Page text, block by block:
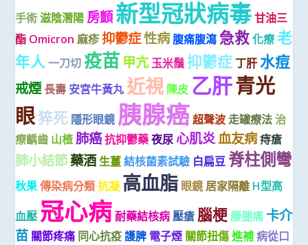
手術 滋陰潛陽 房顫新型冠狀病毒 甘油三
酯 Omicron 麻疹 抑鬱症性病 腹痛腹瀉 急救 化療 老
年人 一刀切 疫苗 甲亢玉米鬚 抑鬱症 丁肝 水痘
戒煙長壽 安宮牛黃丸 近視 陳皮 乙肝青光
眼猝死 隱形眼鏡 胰腺癌 超聲波 走罐療法 治
療齲齒 山楂 肺癌抗抑鬱藥 夜尿 心肌炎血友病痔瘡
肺小結節藥酒生薑 結核菌素試驗 白扁豆 脊柱側彎
秋果傳染病分類 抗凝 高血脂 眼鏡 居家隔離 H型高
血壓 冠心病 耐藥結核病 壓瘡 腦梗 腰腿痛 卡介
苗 關節疼痛 同心抗疫 護脾 電子煙 關節扭傷進補 病從口